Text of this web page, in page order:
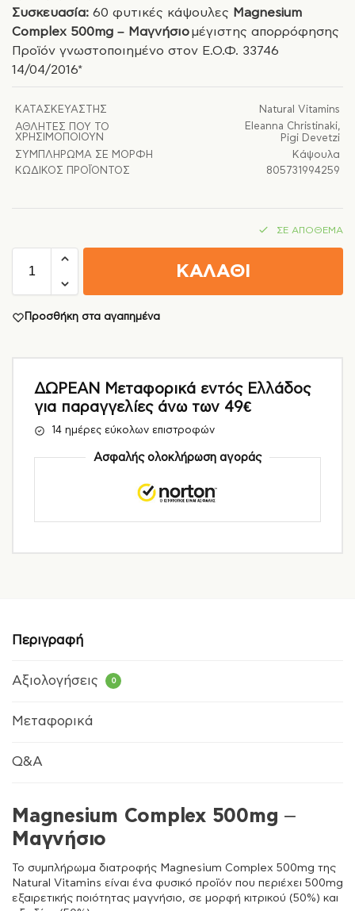
Συσκευασία: 60 φυτικές κάψουλες Magnesium
Complex 500mg – Μαγνήσιομέγιστης απορρόφησης
Προϊόν γνωστοποιημένο στον Ε.Ο.Φ. 33746
14/04/2016*
ΚΑΤΑΣΚΕΥΑΣΤΉΣ
Natural Vitamins
ΑΘΛΗΤΈΣ ΠΟΥ ΤΟ
ΧΡΗΣΙΜΟΠΟΙΟΎΝ
Eleanna Christinaki,
Pigi Devetzi
ΣΥΜΠΛΉΡΩΜΑ ΣΕ ΜΟΡΦΉ
Κάψουλα
ΚΩΔΙΚΌΣ ΠΡΟΪΌΝΤΟΣ
805731994259
ΣΕ ΑΠΌΘΕΜΑ
ΚΑΛΑΘΙ
Προσθήκη στα αγαπημένα
ΔΩΡΕΑΝ Μεταφορικά εντός Ελλάδος
για παραγγελίες άνω των 49€
14 ημέρες εύκολων επιστροφών
Ασφαλής ολοκλήρωση αγοράς
Περιγραφή
Αξιολογήσεις 0
Μεταφορικά
Q&A
Magnesium Complex 500mg –
Μαγνήσιο
Το συμπλήρωμα διατροφής Magnesium Complex 500mg της
Natural Vitamins είναι ένα φυσικό προϊόν που περιέχει 500mg
εξαιρετικής ποιότητας μαγνήσιο, σε μορφή κιτρικού (50%) και